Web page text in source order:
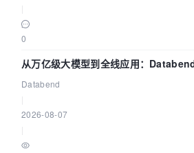
0
从万亿级大模型到全线应用：
企业构建全链路 Trace 数据管道
Databend
2026-08-07